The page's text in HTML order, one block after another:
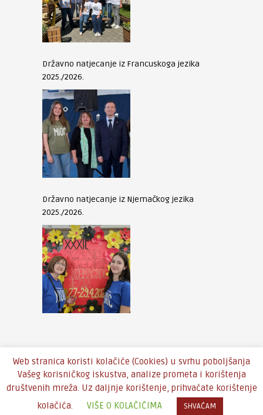
Državno natjecanje iz Francuskoga jezika
2025./2026.
Državno natjecanje iz Njemačkog jezika
2025./2026.
Copyright © 2016 - Theme by An-Themes
Web stranica koristi kolačiće (Cookies) u svrhu poboljšanja
Vašeg korisničkog iskustva, analize prometa i korištenja
društvenih mreža. Uz daljnje korištenje, prihvaćate korištenje
kolačića.
VIŠE O KOLAČIĆIMA SHVAĆAM